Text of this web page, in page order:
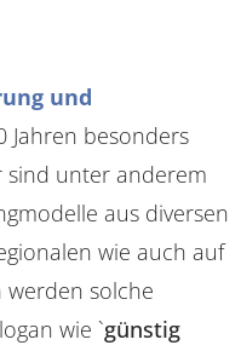
und
Jahren besonders
sind unter anderem
aus diversen
wie auch auf
solche
wie `günstig